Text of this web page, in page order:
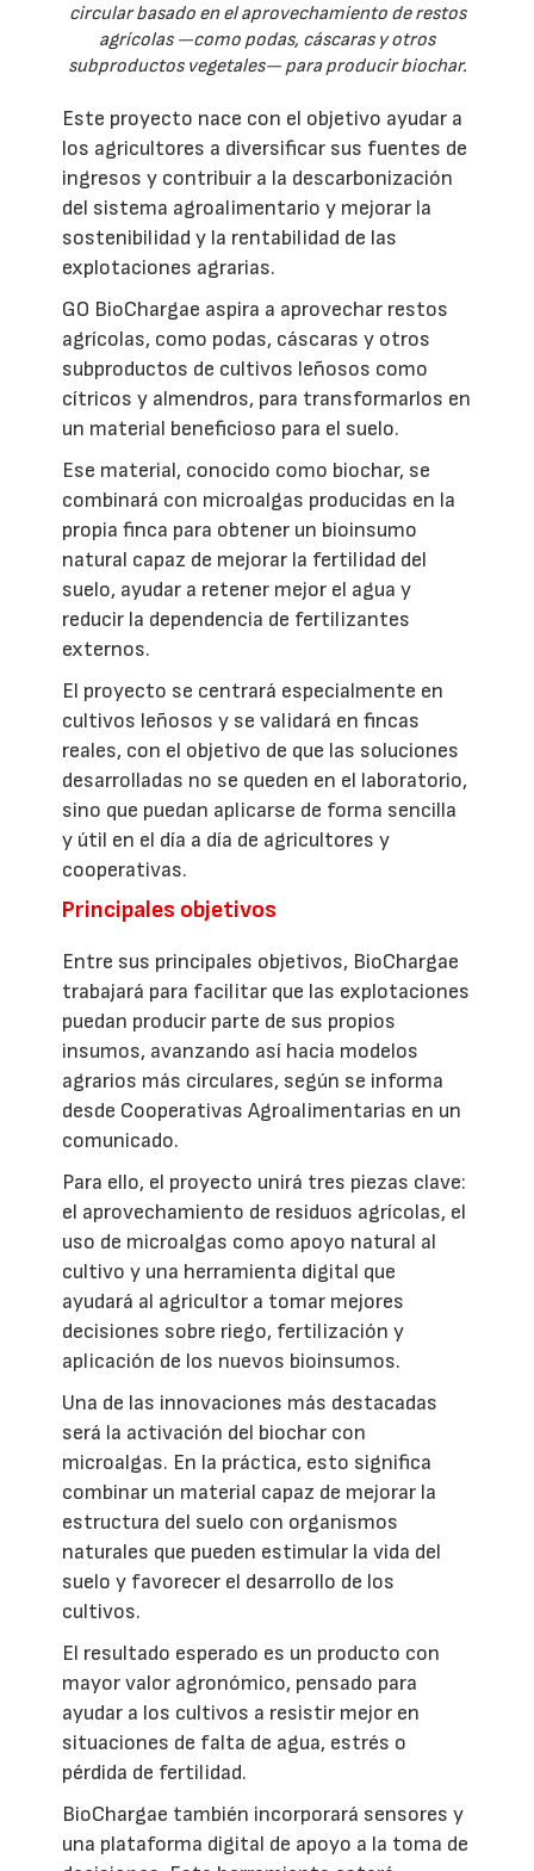
circular basado en el aprovechamiento de restos
agrícolas —como podas, cáscaras y otros
subproductos vegetales— para producir biochar.
Este proyecto nace con el objetivo ayudar a
los agricultores a diversificar sus fuentes de
ingresos y contribuir a la descarbonización
del sistema agroalimentario y mejorar la
sostenibilidad y la rentabilidad de las
explotaciones agrarias.
GO BioChargae aspira a aprovechar restos
agrícolas, como podas, cáscaras y otros
subproductos de cultivos leñosos como
cítricos y almendros, para transformarlos en
un material beneficioso para el suelo.
Ese material, conocido como biochar, se
combinará con microalgas producidas en la
propia finca para obtener un bioinsumo
natural capaz de mejorar la fertilidad del
suelo, ayudar a retener mejor el agua y
reducir la dependencia de fertilizantes
externos.
El proyecto se centrará especialmente en
cultivos leñosos y se validará en fincas
reales, con el objetivo de que las soluciones
desarrolladas no se queden en el laboratorio,
sino que puedan aplicarse de forma sencilla
y útil en el día a día de agricultores y
cooperativas.
Principales objetivos
Entre sus principales objetivos, BioChargae
trabajará para facilitar que las explotaciones
puedan producir parte de sus propios
insumos, avanzando así hacia modelos
agrarios más circulares, según se informa
desde Cooperativas Agroalimentarias en un
comunicado.
Para ello, el proyecto unirá tres piezas clave:
el aprovechamiento de residuos agrícolas, el
uso de microalgas como apoyo natural al
cultivo y una herramienta digital que
ayudará al agricultor a tomar mejores
decisiones sobre riego, fertilización y
aplicación de los nuevos bioinsumos.
Una de las innovaciones más destacadas
será la activación del biochar con
microalgas. En la práctica, esto significa
combinar un material capaz de mejorar la
estructura del suelo con organismos
naturales que pueden estimular la vida del
suelo y favorecer el desarrollo de los
cultivos.
El resultado esperado es un producto con
mayor valor agronómico, pensado para
ayudar a los cultivos a resistir mejor en
situaciones de falta de agua, estrés o
pérdida de fertilidad.
BioChargae también incorporará sensores y
una plataforma digital de apoyo a la toma de